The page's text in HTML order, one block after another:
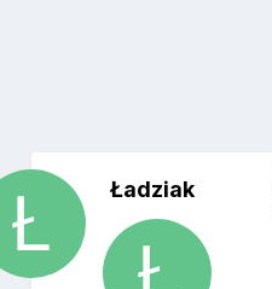
Ładziak